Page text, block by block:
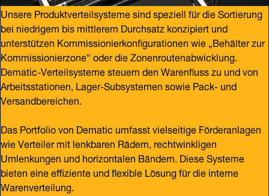
Unsere Produktverteilsysteme sind speziell für die Sortierung
bei niedrigem bis mittlerem Durchsatz konzipiert und
unterstützen Kommissionierkonfigurationen wie „Behälter zur
Kommissionierzone“ oder die Zonenroutenabwicklung.
Dematic-Verteilsysteme steuern den Warenfluss zu und von
Arbeitsstationen, Lager-Subsystemen sowie Pack- und
Versandbereichen.
Das Portfolio von Dematic umfasst vielseitige Förderanlagen
wie Verteiler mit lenkbaren Rädern, rechtwinkligen
Umlenkungen und horizontalen Bändern. Diese Systeme
bieten eine effiziente und flexible Lösung für die interne
Warenverteilung.